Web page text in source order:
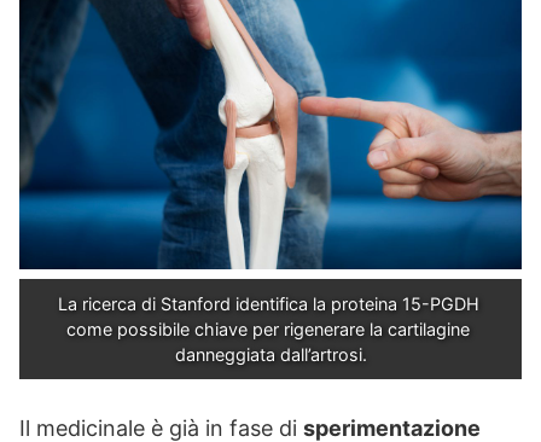
La ricerca di Stanford identifica la proteina 15-PGDH
come possibile chiave per rigenerare la cartilagine
danneggiata dall’artrosi.
Il medicinale è già in fase di sperimentazione